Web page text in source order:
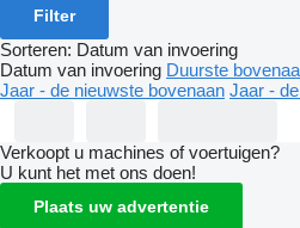
Filter
Sorteren: Datum van invoering
Datum van invoering Duurste
Jaar - de nieuwste bovenaan Jaar -
Verkoopt u machines of voertuigen?
U kunt het met ons doen!
Plaats uw advertentie